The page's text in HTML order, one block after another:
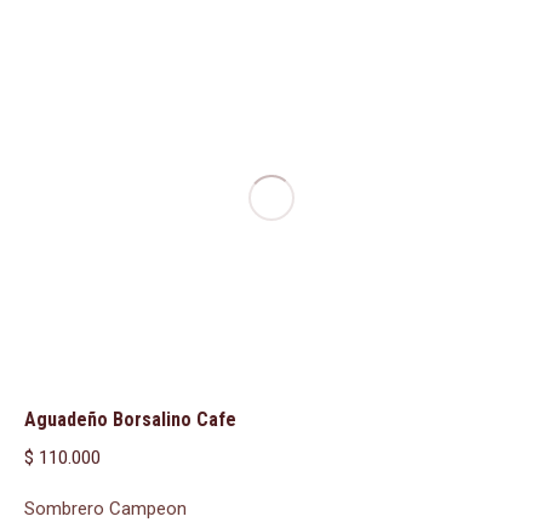
Aguadeño Borsalino Cafe
$ 110.000
Sombrero Campeon